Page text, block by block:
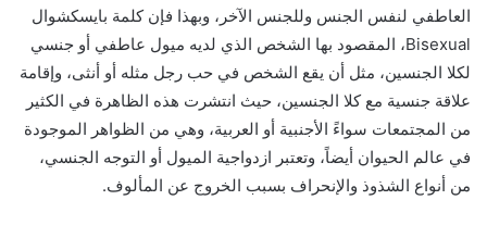
العاطفي لنفس الجنس وللجنس الآخر، وبهذا فإن كلمة بايسكشوال
Bisexual، المقصود بها الشخص الذي لديه ميول عاطفي أو جنسي
لكلا الجنسين، مثل أن يقع الشخص في حب رجل مثله أو أنثى، وإقامة
علاقة جنسية مع كلا الجنسين، حيث انتشرت هذه الظاهرة في الكثير
من المجتمعات سواءً الأجنبية أو العربية، وهي من الظواهر الموجودة
في عالم الحيوان أيضاً، وتعتبر ازدواجية الميول أو التوجه الجنسي،
من أنواع الشذوذ والإنحراف بسبب الخروج عن المألوف.